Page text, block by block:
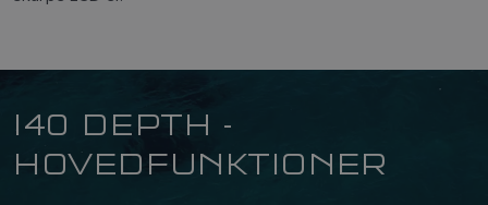
I40 DEPTH -
HOVEDFUNKTIONER